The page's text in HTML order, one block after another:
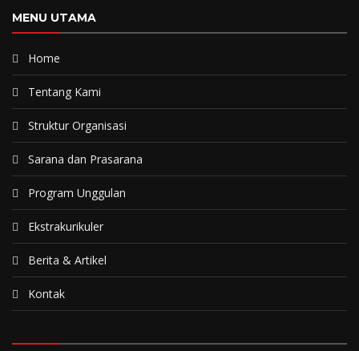
MENU UTAMA
Home
Tentang Kami
Struktur Organisasi
Sarana dan Prasarana
Program Unggulan
Ekstrakurikuler
Berita & Artikel
Kontak